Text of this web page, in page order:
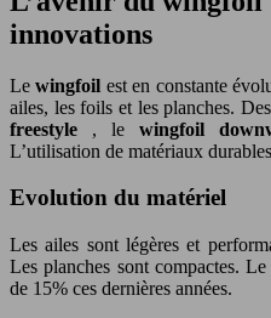
innovations
Lewingfoil est en constante
ailes, les foils et les planches.
freestyle , lewingfoil
L’utilisation de matériaux
Evolution du matériel
Les ailes sont légères et
Les planches sont compactes.
de 15% ces dernières années.